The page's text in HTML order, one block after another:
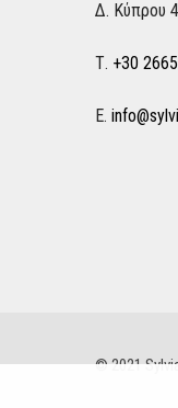
Δ. Κύπρου
Τ. +30
Ε.
© 2021